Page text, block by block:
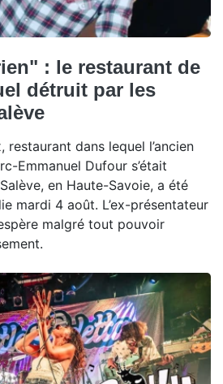
: le restaurant de
détruit par les
restaurant dans lequel l’ancien
Emmanuel Dufour s’était
en Haute-Savoie, a été
mardi 4 août. L’ex-présentateur
malgré tout pouvoir